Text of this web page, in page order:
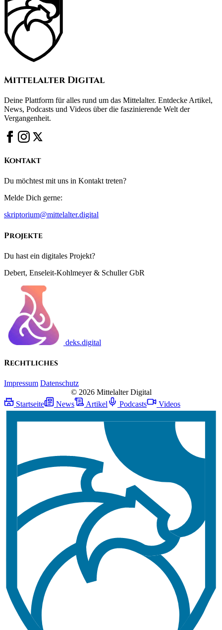
Mittelalter Digital
Deine Plattform für alles rund um das Mittelalter. Entdecke Artikel,
News, Podcasts und Videos über die faszinierende Welt der
Vergangenheit.
Kontakt
Du möchtest mit uns in Kontakt treten?
Melde Dich gerne:
skriptorium@mittelalter.digital
Projekte
Du hast ein digitales Projekt?
Debert, Enseleit-Kohlmeyer & Schuller GbR
deks.digital
Rechtliches
Impressum Datenschutz
© 2026 Mittelalter Digital
Startseite
News Artikel Podcasts Videos